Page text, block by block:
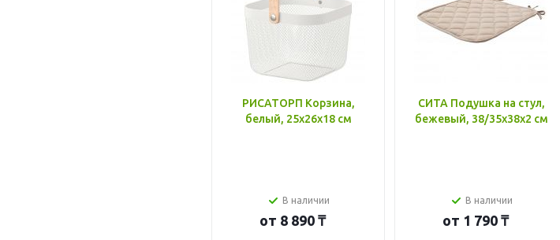
РИСАТОРП Корзина,
белый, 25x26x18 см
В наличии
от 8 890 ₸
СИТА Подушка на стул,
бежевый, 38/35x38x2 см
В наличии
от 1 790 ₸